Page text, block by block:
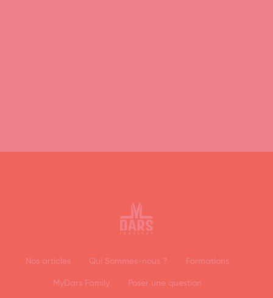
Nos articles Qui Sommes-nous ? Formations
MyDars Family Poser une question